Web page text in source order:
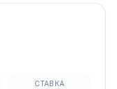
СТАВКА